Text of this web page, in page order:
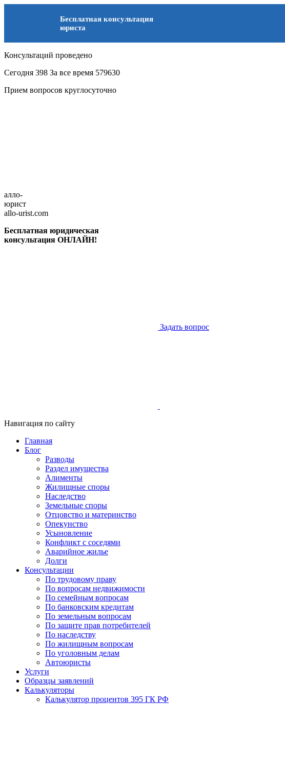
Бесплатная консультация
юриста
Консультаций проведено
Сегодня 398 За все время 579630
Прием вопросов круглосуточно
алло-
юрист
allo-urist.com
Бесплатная юридическая
консультация ОНЛАЙН!
Задать вопрос
Навигация по сайту
Главная
Блог
Разводы
Раздел имущества
Алименты
Жилищные споры
Наследство
Земельные споры
Отцовство и материнство
Опекунство
Усыновление
Конфликт с соседями
Аварийное жилье
Долги
Консультации
По трудовому праву
По вопросам недвижимости
По семейным вопросам
По банковским кредитам
По земельным вопросам
По защите прав потребителей
По наследству
По жилищным вопросам
По уголовным делам
Автоюристы
Услуги
Образцы заявлений
Калькуляторы
Калькулятор процентов 395 ГК РФ